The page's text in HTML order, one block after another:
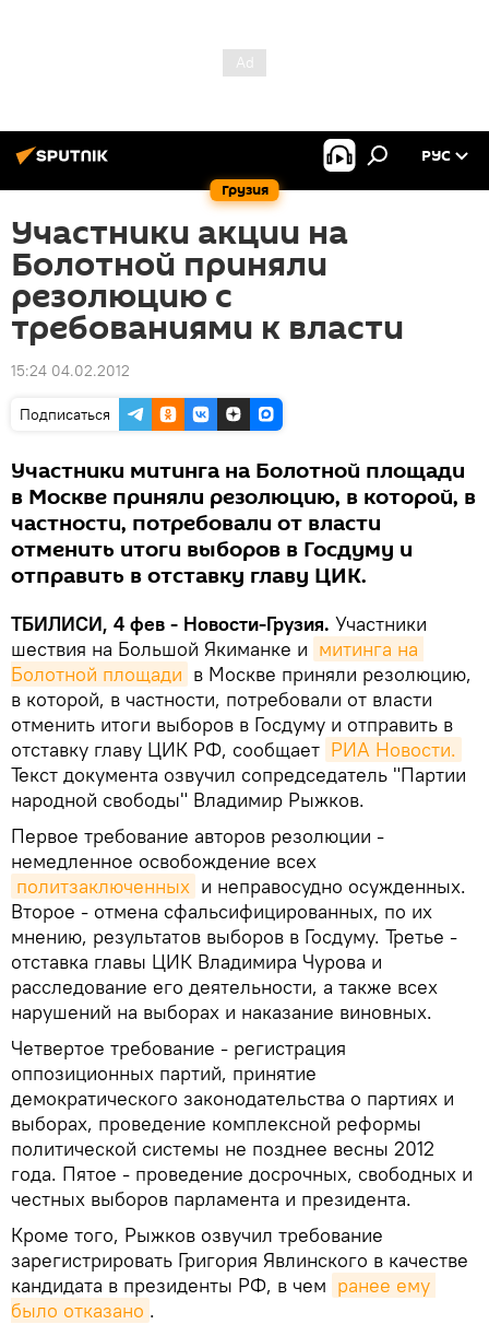
Грузия
РУС
Участники акции на
Болотной приняли
резолюцию с
требованиями к власти
15:24 04.02.2012
Подписаться
Участники митинга на Болотной площади
в Москве приняли резолюцию, в которой, в
частности, потребовали от власти
отменить итоги выборов в Госдуму и
отправить в отставку главу ЦИК.
ТБИЛИСИ, 4 фев - Новости-Грузия. Участники
шествия на Большой Якиманке и митинга на
Болотной площади в Москве приняли резолюцию,
в которой, в частности, потребовали от власти
отменить итоги выборов в Госдуму и отправить в
отставку главу ЦИК РФ, сообщает РИА Новости.
Текст документа озвучил сопредседатель "Партии
народной свободы" Владимир Рыжков.
Первое требование авторов резолюции -
немедленное освобождение всех
политзаключенных и неправосудно осужденных.
Второе - отмена сфальсифицированных, по их
мнению, результатов выборов в Госдуму. Третье -
отставка главы ЦИК Владимира Чурова и
расследование его деятельности, а также всех
нарушений на выборах и наказание виновных.
Четвертое требование - регистрация
оппозиционных партий, принятие
демократического законодательства о партиях и
выборах, проведение комплексной реформы
политической системы не позднее весны 2012
года. Пятое - проведение досрочных, свободных и
честных выборов парламента и президента.
Кроме того, Рыжков озвучил требование
зарегистрировать Григория Явлинского в качестве
кандидата в президенты РФ, в чем ранее ему
было отказано .